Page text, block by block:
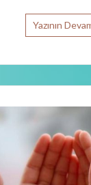
Yazının